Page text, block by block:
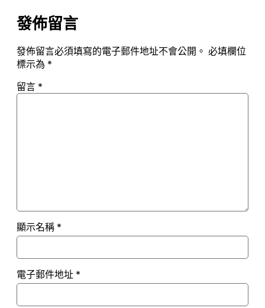
發佈留言
發佈留言必須填寫的電子郵件地址不會公開。 必填欄位
標示為 *
留言 *
顯示名稱 *
電子郵件地址 *